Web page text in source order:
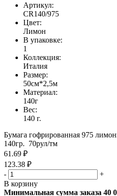
Артикул:
CR140/975
Цвет:
Лимон
В упаковке:
1
Коллекция:
Италия
Размер:
50см*2,5м
Материал:
140г
Вес:
140 г.
Бумага гофрированная 975
140гр. 70рул/тм
61.69 ₽
123.38 ₽
-
+
В корзину
Минимальная сумма заказа 40